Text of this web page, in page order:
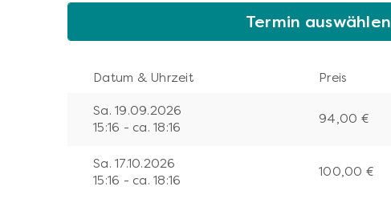
Termin auswählen
Datum & Uhrzeit Preis
Sa. 19.09.2026
15:16 - ca. 18:16
94,00 €
Sa. 17.10.2026
15:16 - ca. 18:16
100,00 €